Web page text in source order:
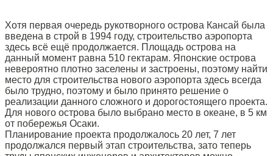
Хотя первая очередь рукотворного острова Кансай была
введена в строй в 1994 году, строительство аэропорта
здесь всё ещё продолжается. Площадь острова на
данный момент равна 510 гектарам. Японские острова
невероятно плотно заселены и застроены, поэтому найти
место для строительства нового аэропорта здесь всегда
было трудно, поэтому и было принято решение о
реализации данного сложного и дорогостоящего проекта.
Для нового острова было выбрано место в океане, в 5 км
от побережья Осаки.
Планирование проекта продолжалось 20 лет, 7 лет
продолжался первый этап строительства, зато теперь